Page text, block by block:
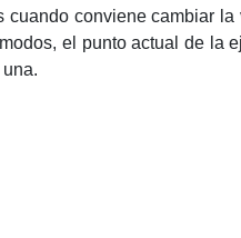
conviene cambiar
el punto actual de la